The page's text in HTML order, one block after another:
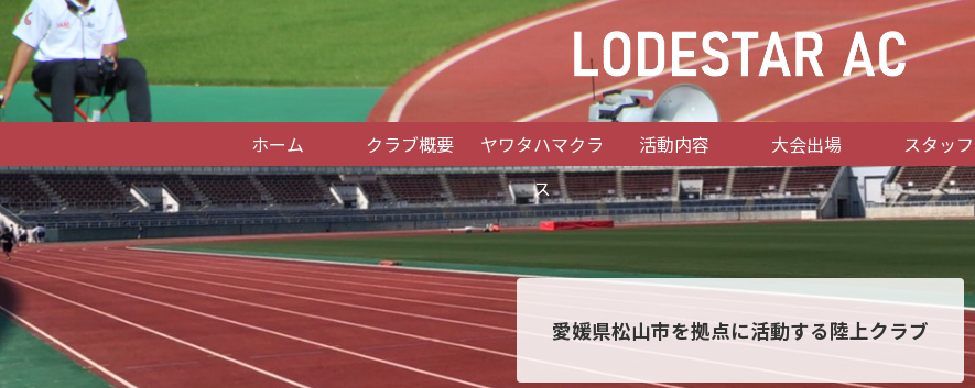
ホーム クラブ概要
ヤワタハマクラ
ス
活動内容 大会出場 スタッフ
愛媛県松山市を拠点に活動する陸上クラブ